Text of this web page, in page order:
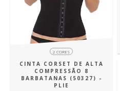
2 CORES
CINTA CORSET DE ALTA
COMPRESSÃO 8
BARBATANAS (50327) -
PLIE